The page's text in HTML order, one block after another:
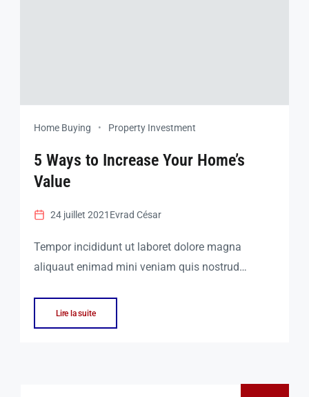
Home Buying Property Investment
5 Ways to Increase Your Home’s
Value
24 juillet 2021 Evrad César
Tempor incididunt ut laboret dolore magna
aliquaut enimad mini veniam quis nostrud
adipisicing elit sed eiusmod tempor incididunt
labore dolore magna aliqua quis nostrud.
Lire la suite